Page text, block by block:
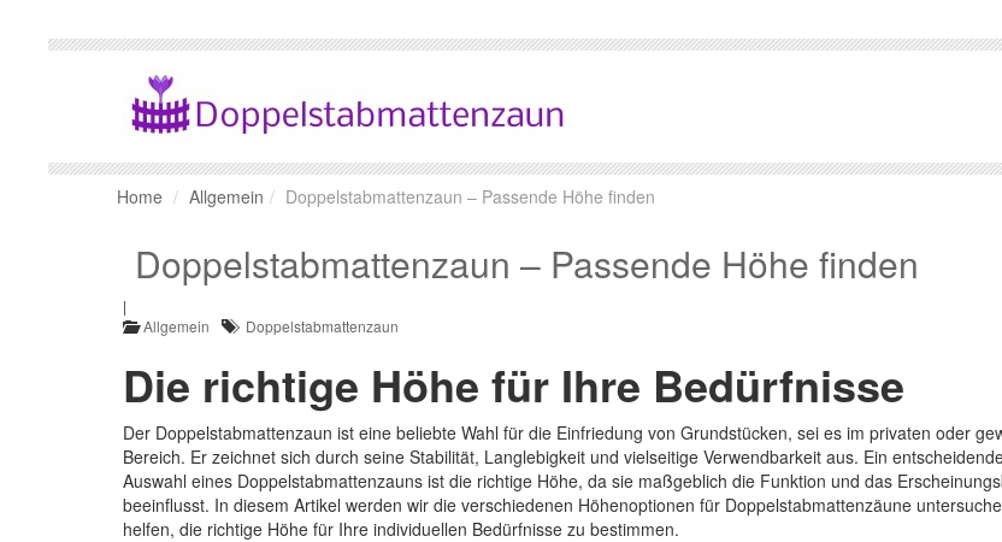
Home Allgemein Doppelstabmattenzaun – Passende Höhe finden
Doppelstabmattenzaun – Passende Höhe finden
|
Allgemein
Doppelstabmattenzaun
Die richtige Höhe für Ihre Bedürfnisse
Der Doppelstabmattenzaun ist eine beliebte Wahl für die Einfriedung von Grundstücken, sei es im privaten oder
Bereich. Er zeichnet sich durch seine Stabilität, Langlebigkeit und vielseitige Verwendbarkeit aus. Ein
Auswahl eines Doppelstabmattenzauns ist die richtige Höhe, da sie maßgeblich die Funktion und das
beeinflusst. In diesem Artikel werden wir die verschiedenen Höhenoptionen für Doppelstabmattenzäune
helfen, die richtige Höhe für Ihre individuellen Bedürfnisse zu bestimmen.